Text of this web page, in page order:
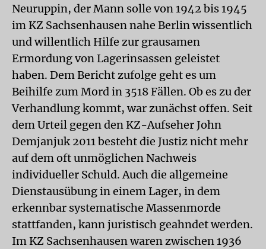
Neuruppin, der Mann solle von 1942 bis 1945
im KZ Sachsenhausen nahe Berlin wissentlich
und willentlich Hilfe zur grausamen
Ermordung von Lagerinsassen geleistet
haben. Dem Bericht zufolge geht es um
Beihilfe zum Mord in 3518 Fällen. Ob es zu der
Verhandlung kommt, war zunächst offen. Seit
dem Urteil gegen den KZ-Aufseher John
Demjanjuk 2011 besteht die Justiz nicht mehr
auf dem oft unmöglichen Nachweis
individueller Schuld. Auch die allgemeine
Dienstausübung in einem Lager, in dem
erkennbar systematische Massenmorde
stattfanden, kann juristisch geahndet werden.
Im KZ Sachsenhausen waren zwischen 1936